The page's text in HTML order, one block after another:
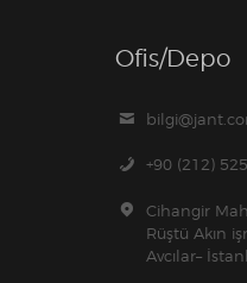
Ofis/Depo
+90 (212)
Cihangir
Rüştü Akın
Avcılar–